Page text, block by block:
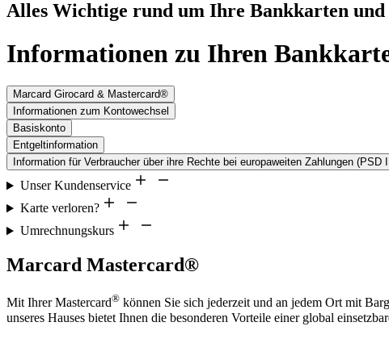
Alles Wichtige rund um Ihre Bankkarten und
Informationen zu Ihren
Marcard Girocard & Mastercard®
Informationen zum Kontowechsel
Basiskonto
Entgeltinformation
Information für Verbraucher über ihre Rechte bei europaweiten Zahlungen (PSD
Unser Kundenservice
Karte verloren?
Umrechnungskurs
Marcard Mastercard®
Mit Ihrer Mastercard® können Sie sich jederzeit und an jedem Ort mit
unseres Hauses bietet Ihnen die besonderen Vorteile einer global